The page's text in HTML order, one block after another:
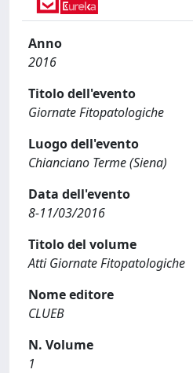
Anno
2016
Titolo dell'evento
Giornate Fitopatologiche
Luogo dell'evento
Chianciano Terme (Siena)
Data dell'evento
8-11/03/2016
Titolo del volume
Atti Giornate Fitopatologiche
Nome editore
CLUEB
N. Volume
1